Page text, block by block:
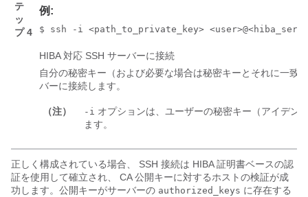
テ
ッ
プ 4
例:
$ ssh -i <path_to_private_key>
HIBA 対応 SSH サーバーに接続
自分の秘密キー（および必要な場合は秘密キーとそれに一致
バーに接続します。
（注） -i オプションは、ユーザーの秘密キー（アイデン
ます。
正しく構成されている場合、 SSH 接続は HIBA 証明書ベースの認
証を使用して確立され、 CA 公開キーに対するホストの検証が成
功します。公開キーがサーバーの authorized_keys に存在する